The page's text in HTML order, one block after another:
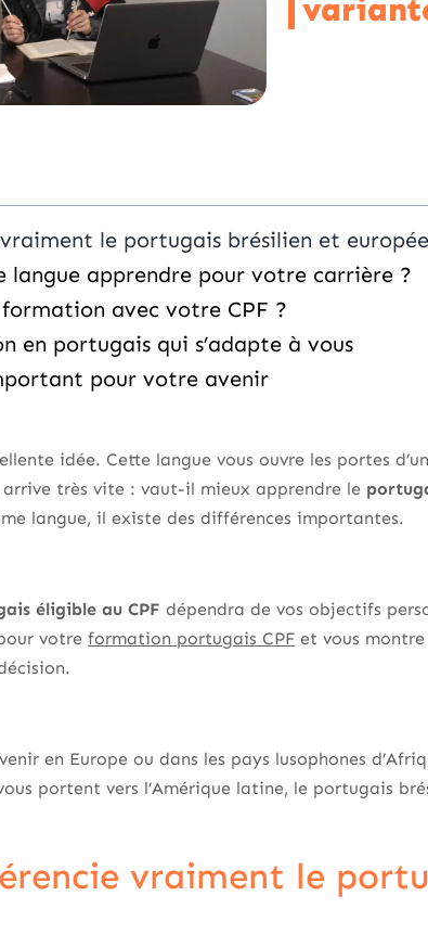
le portugais brésilien et
langue apprendre pour votre carrière ?
avec votre CPF ?
en portugais qui s’adapte à vous
pour votre avenir
idée. Cette langue vous ouvre les portes
très vite : vaut-il mieux apprendre le
langue, il existe des différences importantes.
éligible au CPF dépendra de vos objectifs
votre formation portugais CPF et vous montre
en Europe ou dans les pays lusophones
portent vers l’Amérique latine, le portugais
vraiment le